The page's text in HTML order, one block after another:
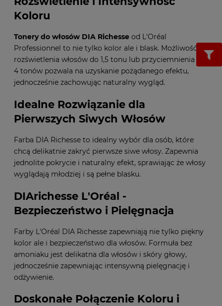
Koloru
Tonery do włosów DIA Richesse od L'Oréal
Professionnel to nie tylko kolor ale i blask. Możliwość
rozświetlenia włosów do 1,5 tonu lub przyciemnienia do
4 tonów pozwala na uzyskanie pożądanego efektu,
jednocześnie zachowując naturalny wygląd.
Idealne Rozwiązanie dla
Pierwszych Siwych Włosów
Farba DIA Richesse to idealny wybór dla osób, które
chcą delikatnie zakryć pierwsze siwe włosy. Zapewnia
jednolite pokrycie i naturalny efekt, sprawiając że włosy
wyglądają młodziej i są pełne blasku.
DIArichesse L'Oréal -
Bezpieczeństwo i Pielęgnacja
Farby L'Oréal DIA Richesse zapewniają nie tylko piękny
kolor ale i bezpieczeństwo dla włosów. Formuła bez
amoniaku jest delikatna dla włosów i skóry głowy,
jednocześnie zapewniając intensywną pielęgnację i
odżywienie.
Doskonałe Połączenie Koloru i